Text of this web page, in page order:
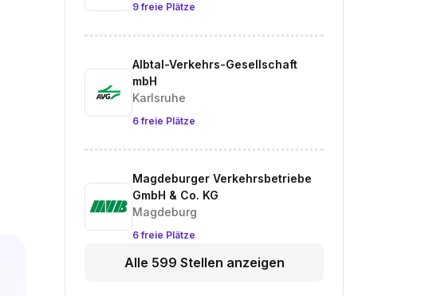
9 freie Plätze
Albtal-Verkehrs-Gesellschaft
mbH
Karlsruhe
6 freie Plätze
Magdeburger Verkehrsbetriebe
GmbH & Co. KG
Magdeburg
6 freie Plätze
Alle 599 Stellen anzeigen